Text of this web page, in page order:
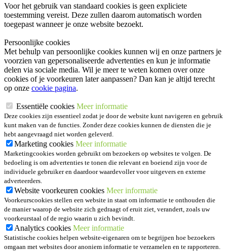
Voor het gebruik van standaard cookies is geen expliciete
toestemming vereist. Deze zullen daarom automatisch worden
toegepast wanneer je onze website bezoekt.
Persoonlijke cookies
Met behulp van persoonlijke cookies kunnen wij en onze partners je
voorzien van gepersonaliseerde advertenties en kun je informatie
delen via sociale media. Wil je meer te weten komen over onze
cookies of je voorkeuren later aanpassen? Dan kan je altijd terecht
op onze cookie pagina.
Essentiële cookies Meer informatie
Deze cookies zijn essentieel zodat je door de website kunt navigeren en gebruik
kunt maken van de functies. Zonder deze cookies kunnen de diensten die je
hebt aangevraagd niet worden geleverd.
Marketing cookies Meer informatie
Marketingcookies worden gebruikt om bezoekers op websites te volgen. De
bedoeling is om advertenties te tonen die relevant en boeiend zijn voor de
individuele gebruiker en daardoor waardevoller voor uitgevers en externe
adverteerders.
Website voorkeuren cookies Meer informatie
Voorkeurscookies stellen een website in staat om informatie te onthouden die
de manier waarop de website zich gedraagt of eruit ziet, verandert, zoals uw
voorkeurstaal of de regio waarin u zich bevindt.
Analytics cookies Meer informatie
Statistische cookies helpen website-eigenaren om te begrijpen hoe bezoekers
omgaan met websites door anoniem informatie te verzamelen en te rapporteren.